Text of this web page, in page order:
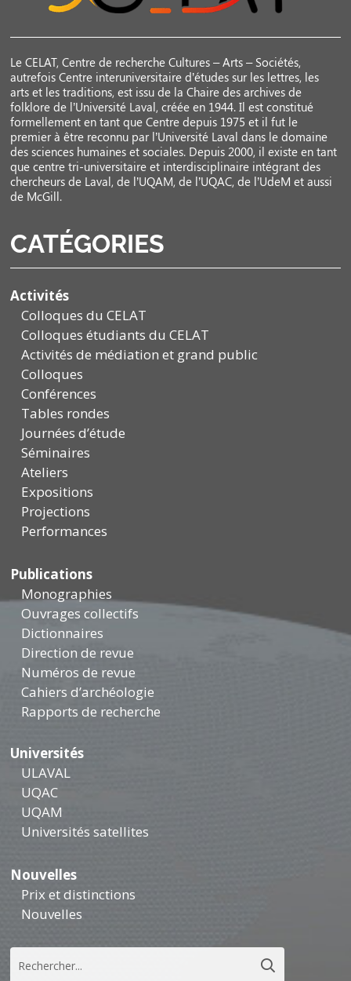
Le CELAT, Centre de recherche Cultures – Arts – Sociétés,
autrefois Centre interuniversitaire d’études sur les lettres, les
arts et les traditions, est issu de la Chaire des archives de
folklore de l’Université Laval, créée en 1944. Il est constitué
formellement en tant que Centre depuis 1975 et il fut le
premier à être reconnu par l’Université Laval dans le domaine
des sciences humaines et sociales. Depuis 2000, il existe en tant
que centre tri-universitaire et interdisciplinaire intégrant des
chercheurs de Laval, de l’UQAM, de l’UQAC, de l’UdeM et aussi
de McGill.
CATÉGORIES
Activités
Colloques du CELAT
Colloques étudiants du CELAT
Activités de médiation et grand public
Colloques
Conférences
Tables rondes
Journées d’étude
Séminaires
Ateliers
Expositions
Projections
Performances
Publications
Monographies
Ouvrages collectifs
Dictionnaires
Direction de revue
Numéros de revue
Cahiers d’archéologie
Rapports de recherche
Universités
ULAVAL
UQAC
UQAM
Universités satellites
Nouvelles
Prix et distinctions
Nouvelles